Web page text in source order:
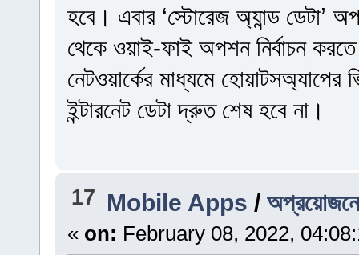
হবে। এবার ‘স্টোরেজ অ্যান্ড ডেটা’
থেকে ওয়াই-ফাই অপশন নির্বাচন
নেটওয়ার্কের মাধ্যমে
ইন্টারনেট ডেটা দ্রুত শেষ হবে না।
17 Mobile Apps /অপ্রয়োজনে
« on: February 08, 2022,